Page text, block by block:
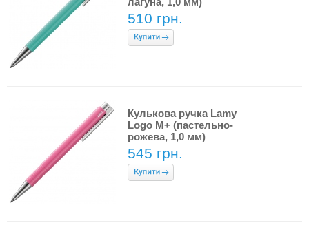
510 грн.
Кулькова ручка Lamy
Logo M+ (пастельно-
рожева, 1,0 мм)
545 грн.